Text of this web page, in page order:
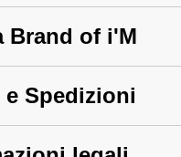
Brand of i'M
Spedizioni